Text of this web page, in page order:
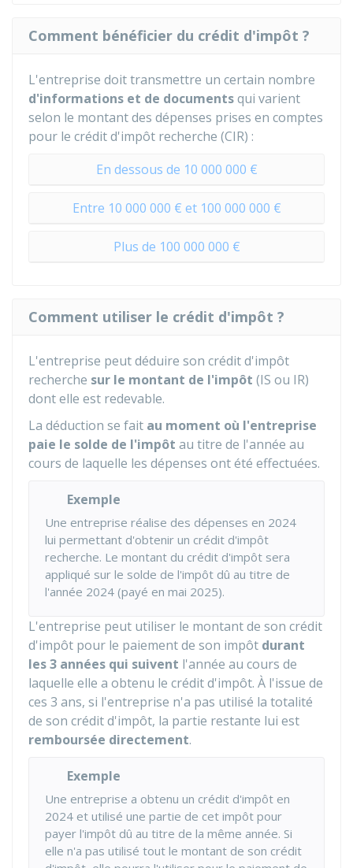
Comment bénéficier du crédit d'impôt ?
L'entreprise doit transmettre un certain nombre
d'informations et de documentsqui varient
selon le montant des dépenses prises en comptes
pour le crédit d'impôt recherche (CIR) :
En dessous de 10 000 000 €
Entre 10 000 000 € et 100 000 000 €
Plus de 100 000 000 €
Comment utiliser le crédit d'impôt ?
L'entreprise peut déduire son crédit d'impôt
recherche sur le montant de l'impôt (IS ou IR)
dont elle est redevable.
La déduction se fait au moment où l'entreprise
paie le solde de l'impôt au titre de l'année au
cours de laquelle les dépenses ont été effectuées.
Exemple
Une entreprise réalise des dépenses en 2024
lui permettant d'obtenir un crédit d'impôt
recherche. Le montant du crédit d'impôt sera
appliqué sur le solde de l'impôt dû au titre de
l'année 2024 (payé en mai 2025).
L'entreprise peut utiliser le montant de son crédit
d'impôt pour le paiement de son impôt durant
les 3 années qui suivent l'année au cours de
laquelle elle a obtenu le crédit d'impôt. À l'issue de
ces 3 ans, si l'entreprise n'a pas utilisé la totalité
de son crédit d'impôt, la partie restante lui est
remboursée directement.
Exemple
Une entreprise a obtenu un crédit d'impôt en
2024 et utilisé une partie de cet impôt pour
payer l'impôt dû au titre de la même année. Si
elle n'a pas utilisé tout le montant de son crédit